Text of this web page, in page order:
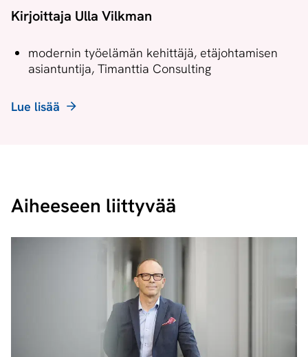
Kirjoittaja Ulla Vilkman
modernin työelämän kehittäjä, etäjohtamisen
asiantuntija, Timanttia Consulting
Lue lisää
Aiheeseen liittyvää